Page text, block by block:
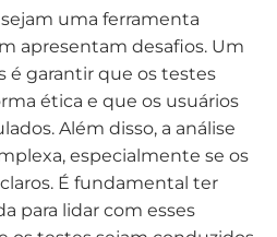
uma ferramenta
apresentam desafios. Um
é garantir que os testes
ética e que os usuários
Além disso, a análise
especialmente se os
É fundamental ter
para lidar com esses